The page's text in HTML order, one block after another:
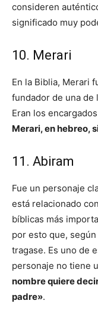
consideren
significado muy
10. Merari
En la Biblia, Merari
fundador de una de
Eran los
Merari, en hebreo,
11. Abiram
Fue un personaje
está relacionado
bíblicas más
por esto que,
tragase. Es uno de
personaje no tiene
nombre quiere
padre».